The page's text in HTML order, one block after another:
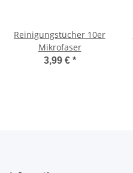
Reinigungstücher 10er
Mikrofaser
3,99 € *